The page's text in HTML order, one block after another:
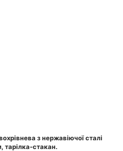
з нержавіючої сталі
тарілка-стакан.